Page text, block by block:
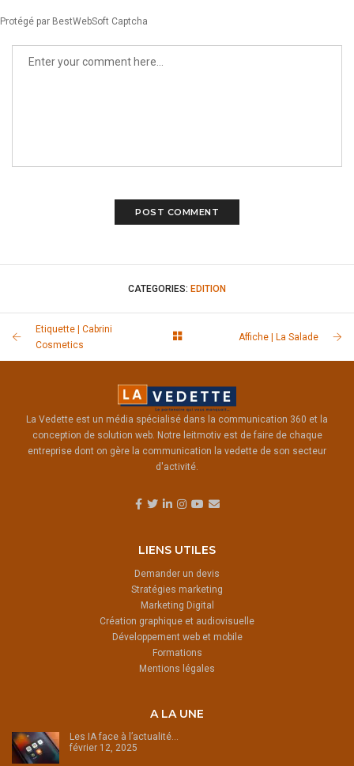
Protégé par BestWebSoft Captcha
CATEGORIES: EDITION
Etiquette | Cabrini
Cosmetics
Affiche | La Salade
La Vedette est un média spécialisé dans la communication 360 et la
conception de solution web. Notre leitmotiv est de faire de chaque
entreprise dont on gère la communication la vedette de son secteur
d'activité.
LIENS UTILES
Demander un devis
Stratégies marketing
Marketing Digital
Création graphique et audiovisuelle
Développement web et mobile
Formations
Mentions légales
A LA UNE
Les IA face à l’actualité…
février 12, 2025